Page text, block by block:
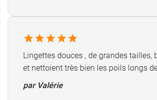
Lingettes douces , de grandes tailles,
et nettoient très bien les poils longs
par Valérie